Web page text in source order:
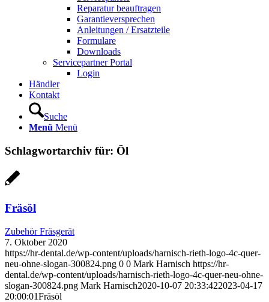
Reparatur beauftragen
Garantieversprechen
Anleitungen / Ersatzteile
Formulare
Downloads
Servicepartner Portal
Login
Händler
Kontakt
Suche
Menü Menü
Schlagwortarchiv für: Öl
Fräsöl
Zubehör Fräsgerät
7. Oktober 2020
https://hr-dental.de/wp-content/uploads/harnisch-rieth-logo-4c-quer-
neu-ohne-slogan-300824.png 0 0 Mark Harnisch https://hr-
dental.de/wp-content/uploads/harnisch-rieth-logo-4c-quer-neu-ohne-
slogan-300824.png Mark Harnisch2020-10-07 20:33:422023-04-17
20:00:01Fräsöl